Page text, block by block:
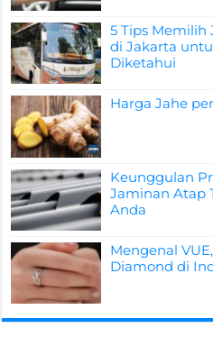
5 Tips Memilih
di Jakarta
Diketahui
Harga Jahe
Keunggulan
Jaminan Atap
Anda
Mengenal
Diamond di